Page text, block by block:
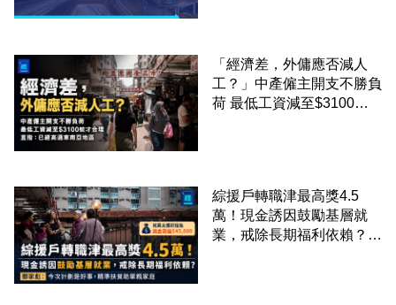
「經濟差，外傭應否減人
工？」中產僱主開支不勝負
荷 最低工資減至$3100蚊
綜援戶轉職津最高獎4.5
萬！現金誘因鼓勵基層就
業，戒除長期福利依賴？鄧